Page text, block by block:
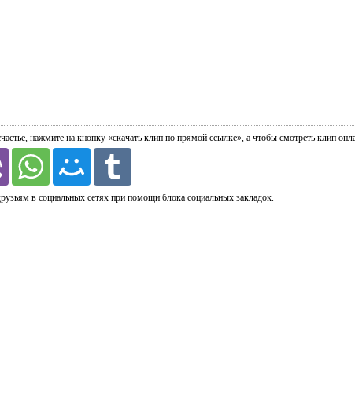
нажмите на кнопку «скачать клип по прямой ссылке», а чтобы смотреть клип
в социальных сетях при помощи блока социальных закладок.